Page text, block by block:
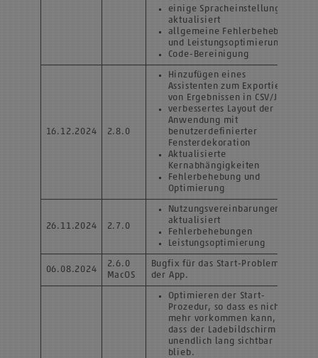
einige Spracheinstellungen
aktualisiert
allgemeine Fehlerbehebung
und Leistungsoptimierung
Code-Bereinigung
16.12.2024 2.8.0
Hinzufügen eines
Assistenten zum Exportieren
von Ergebnissen in CSV/JSON
verbessertes Layout der
Anwendung mit
benutzerdefinierter
Fensterdekoration
Aktualisierte
Kernabhängigkeiten
Fehlerbehebung und
Optimierung
26.11.2024 2.7.0
Nutzungsvereinbarungen
aktualisiert
Fehlerbehebungen
Leistungsoptimierung
06.08.2024
2.6.0
MacOS
Bugfix für das Start-Problem
der App.
Optimieren der Start-
Prozedur, so dass es nicht
mehr vorkommen kann,
dass der Ladebildschirm
unendlich lang sichtbar
blieb.